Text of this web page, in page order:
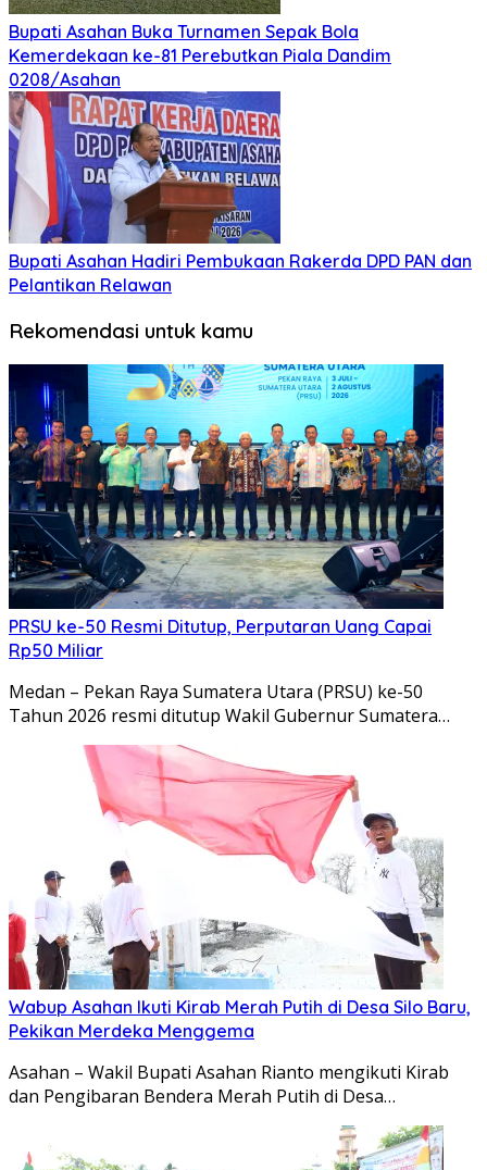
Bupati Asahan Buka Turnamen Sepak Bola
Kemerdekaan ke-81 Perebutkan Piala Dandim
0208/Asahan
Bupati Asahan Hadiri Pembukaan Rakerda DPD PAN dan
Pelantikan Relawan
Rekomendasi untuk kamu
PRSU ke-50 Resmi Ditutup, Perputaran Uang Capai
Rp50 Miliar
Medan – Pekan Raya Sumatera Utara (PRSU) ke-50
Tahun 2026 resmi ditutup Wakil Gubernur Sumatera…
Wabup Asahan Ikuti Kirab Merah Putih di Desa Silo Baru,
Pekikan Merdeka Menggema
Asahan – Wakil Bupati Asahan Rianto mengikuti Kirab
dan Pengibaran Bendera Merah Putih di Desa…